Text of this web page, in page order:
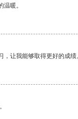
暖。
让我能够取得更好的成绩